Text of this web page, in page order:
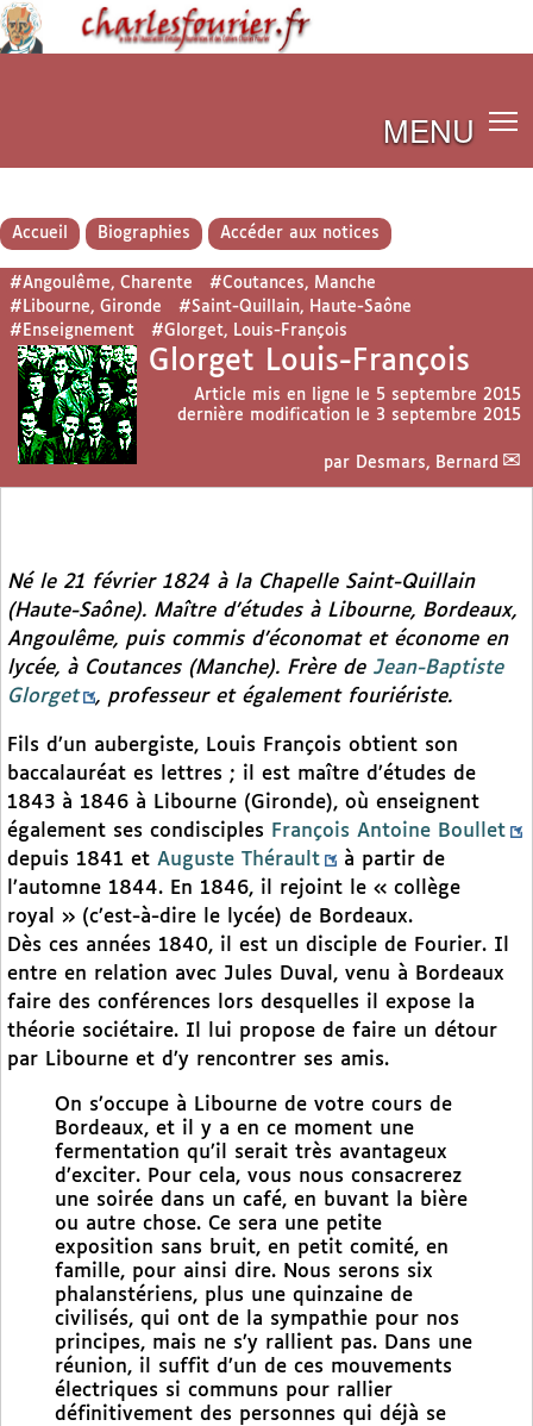
MENU
Accueil Biographies Accéder aux notices
#Angoulême, Charente
#Coutances, Manche
#Libourne, Gironde
#Saint-Quillain, Haute-Saône
#Enseignement
#Glorget, Louis-François
Glorget Louis-François
Article mis en ligne le 5 septembre 2015
dernière modification le 3 septembre 2015
par Desmars, Bernard
Né le 21 février 1824 à la Chapelle Saint-Quillain
(Haute-Saône). Maître d’études à Libourne, Bordeaux,
Angoulême, puis commis d’économat et économe en
lycée, à Coutances (Manche). Frère de Jean-Baptiste
Glorget
, professeur et également fouriériste.
Fils d’un aubergiste, Louis François obtient son
baccalauréat es lettres ; il est maître d’études de
1843 à 1846 à Libourne (Gironde), où enseignent
également ses condisciples François Antoine Boullet
depuis 1841 et Auguste Thérault
à partir de
l’automne 1844. En 1846, il rejoint le « collège
royal » (c’est-à-dire le lycée) de Bordeaux.
Dès ces années 1840, il est un disciple de Fourier. Il
entre en relation avec Jules Duval, venu à Bordeaux
faire des conférences lors desquelles il expose la
théorie sociétaire. Il lui propose de faire un détour
par Libourne et d’y rencontrer ses amis.
On s’occupe à Libourne de votre cours de
Bordeaux, et il y a en ce moment une
fermentation qu’il serait très avantageux
d’exciter. Pour cela, vous nous consacrerez
une soirée dans un café, en buvant la bière
ou autre chose. Ce sera une petite
exposition sans bruit, en petit comité, en
famille, pour ainsi dire. Nous serons six
phalanstériens, plus une quinzaine de
civilisés, qui ont de la sympathie pour nos
principes, mais ne s’y rallient pas. Dans une
réunion, il suffit d’un de ces mouvements
électriques si communs pour rallier
définitivement des personnes qui déjà se